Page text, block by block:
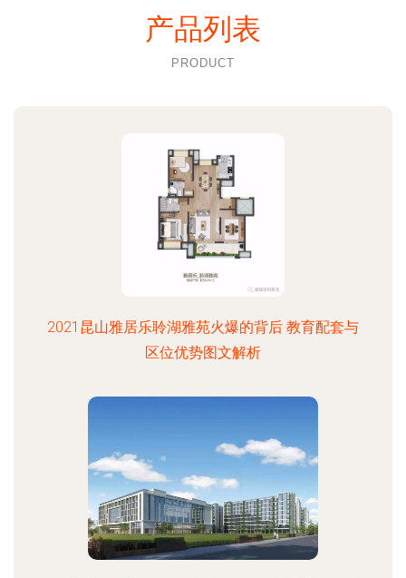
产品列表
PRODUCT
2021昆山雅居乐聆湖雅苑火爆的背后 教育配套与
区位优势图文解析